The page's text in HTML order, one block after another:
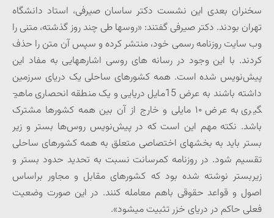
سخنران بعدی این نشست دکتر ساسان صیرفی، استاد دانشگاه
تهران بودند. دکتر صیرفی گفتند: «روس­ها طی چند روز گذشته، متنی را
وب سایت روزنامه رسمی خود، منتشر کرده و سپس آن متن را حذف
کردند. با این وجود در رسانه های روسی اشاره­هایی به مفاد این
پیش‌نویس شده است. همه کشورهای ساحلی یک دریای سرزمین
داشته باشند به عرض 15مایل دریایی و یک منطقه انحصاری ماهی­
گیری به عرض ۱۰ مایلی و خارج از آن بین همه کشورها مشترک
باشد. نکته مهم این است که در پیش‌نویس روس‌ها بستر و زیر
بستر باید به بخش­های اختصاصی متعلق به همه کشورهای ساحلی
تقسیم شود. در روزنامه کمرسانت نسبت به تحدید حدود بستر و
زیربستر نوشته شده بود که کشورهای مقابل و مجاور براساس
اصول و قواعد حقوقی باهم معامله کنند. در این صورت وضعیت
فعلی حاکم در دریای خزر تثبیت می­شود».